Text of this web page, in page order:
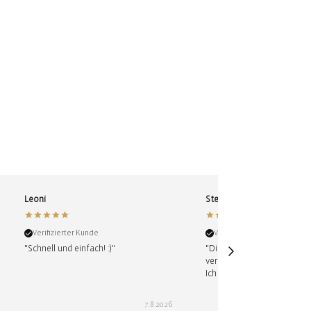
Leoni
Verifizierter Kunde
"Schnell und einfach! :)"
7.8.2026
Stefanie
Verifizierter Kunde
"Die Tasche kam schnell,
verpackt und ist einfach
Ich glaube, ich will noch